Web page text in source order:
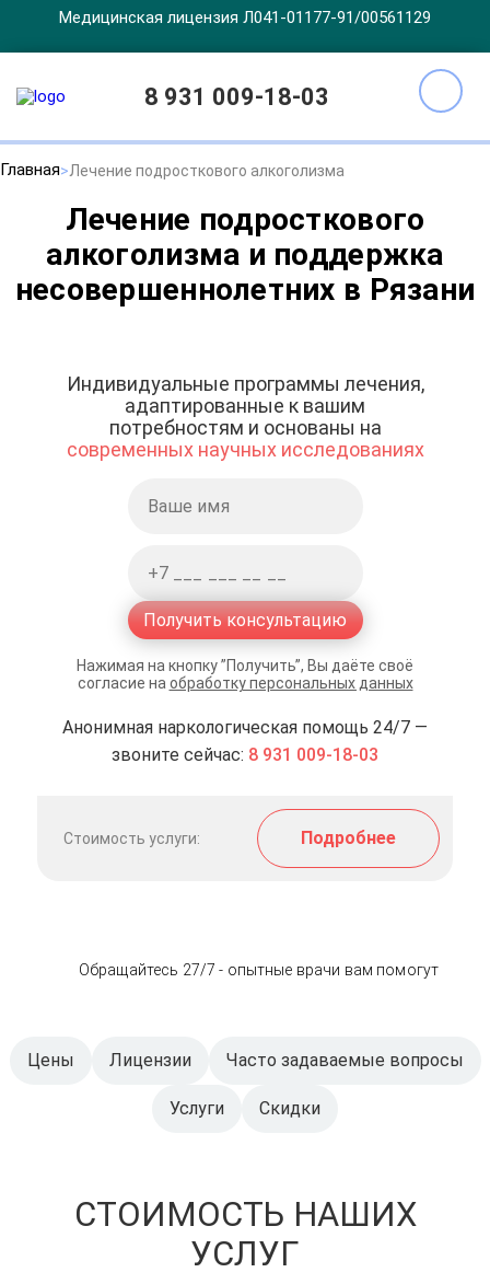
Медицинская лицензия Л041-01177-91/00561129
8 931 009-18-03
Главная Лечение подросткового алкоголизма
Лечение подросткового
алкоголизма и поддержка
несовершеннолетних в Рязани
Индивидуальные программы лечения,
адаптированные к вашим
потребностям и основаны на
современных научных исследованиях
Получить консультацию
Нажимая на кнопку ”Получить”, Вы даёте своё
согласие на обработку персональных данных
Анонимная наркологическая помощь 24/7 —
звоните сейчас: 8 931 009-18-03
Стоимость услуги: Подробнее
Обращайтесь 27/7 - опытные врачи вам помогут
Цены Лицензии Часто задаваемые вопросы
Услуги Скидки
СТОИМОСТЬ НАШИХ
УСЛУГ